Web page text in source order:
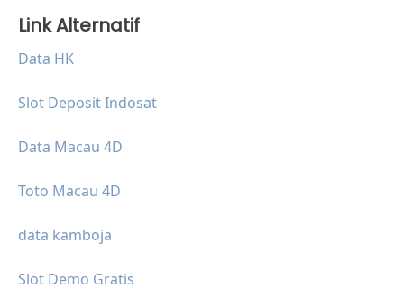
Link Alternatif
Data HK
Slot Deposit Indosat
Data Macau 4D
Toto Macau 4D
data kamboja
Slot Demo Gratis